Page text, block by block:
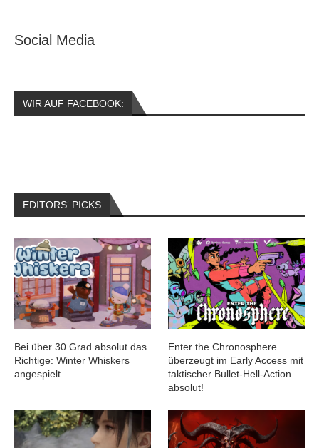
Social Media
WIR AUF FACEBOOK:
EDITORS‘ PICKS
Bei über 30 Grad absolut das
Richtige: Winter Whiskers
angespielt
Enter the Chronosphere
überzeugt im Early Access mit
taktischer Bullet-Hell-Action
absolut!